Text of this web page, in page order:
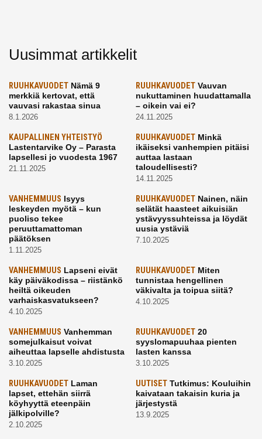
Uusimmat artikkelit
RUUHKAVUODET Nämä 9
merkkiä kertovat, että
vauvasi rakastaa sinua
8.1.2026
RUUHKAVUODETVauvan
nukuttaminen huudattamalla
– oikein vai ei?
24.11.2025
KAUPALLINEN YHTEISTYÖ
Lastentarvike Oy – Parasta
lapsellesi jo vuodesta 1967
21.11.2025
RUUHKAVUODETMinkä
ikäiseksi vanhempien pitäisi
auttaa lastaan
taloudellisesti?
14.11.2025
VANHEMMUUS Isyys
leskeyden myötä – kun
puoliso tekee
peruuttamattoman
päätöksen
1.11.2025
RUUHKAVUODETNainen, näin
selätät haasteet aikuisiän
ystävyyssuhteissa ja löydät
uusia ystäviä
7.10.2025
VANHEMMUUS Lapseni eivät
käy päiväkodissa – riistänkö
heiltä oikeuden
varhaiskasvatukseen?
4.10.2025
RUUHKAVUODETMiten
tunnistaa hengellinen
väkivalta ja toipua siitä?
4.10.2025
VANHEMMUUS Vanhemman
somejulkaisut voivat
aiheuttaa lapselle ahdistusta
3.10.2025
RUUHKAVUODET20
syyslomapuuhaa pienten
lasten kanssa
3.10.2025
RUUHKAVUODET Laman
lapset, ettehän siirrä
köyhyyttä eteenpäin
jälkipolville?
2.10.2025
UUTISETTutkimus: Kouluihin
kaivataan takaisin kuria ja
järjestystä
13.9.2025